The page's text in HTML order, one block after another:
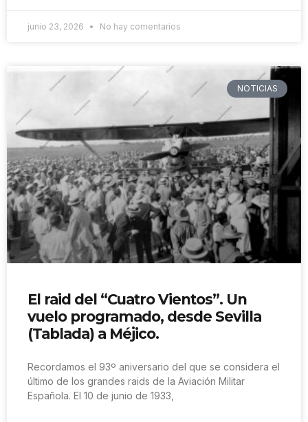
junio 23, 2026 No hay comentarios
NOTICIAS
El raid del “Cuatro Vientos”. Un
vuelo programado, desde Sevilla
(Tablada) a Méjico.
Recordamos el 93º aniversario del que se considera el
último de los grandes raids de la Aviación Militar
Española. El 10 de junio de 1933,